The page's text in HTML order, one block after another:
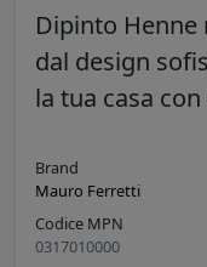
Dipinto Henne
dal design
la tua casa
Brand
Mauro Ferretti
Codice MPN
0317010000